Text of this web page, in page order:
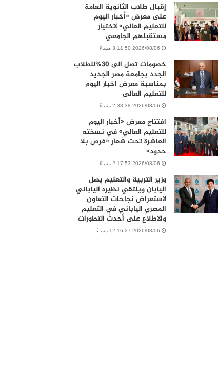
إقبال طلاب الثانوية العامة
على معرض «أخبار اليوم
للتعليم العالي» لاختيار
مستقبلهم الجامعي
2026/08/06 3:11:50 مساءً
خصومات تصل الى 30%للطلاب
الجدد بجامعة مصر الجديد
بمناسبة معرض اخبار اليوم
للتعليم العالى
2026/08/06 2:38:38 مساءً
افتتاح معرض «أخبار اليوم
للتعليم العالي» في نسخته
العاشرة تحت شعار «فرص بلا
حدود»
2026/08/06 2:17:53 مساءً
وزير التربية والتعليم يصل
اليابان ويلتقي نظيره الياباني
لاستعراض نجاحات التعاون
المصري الياباني في التعليم
والاطلاع على أحدث التطورات
2026/08/06 12:16:27 مساءً